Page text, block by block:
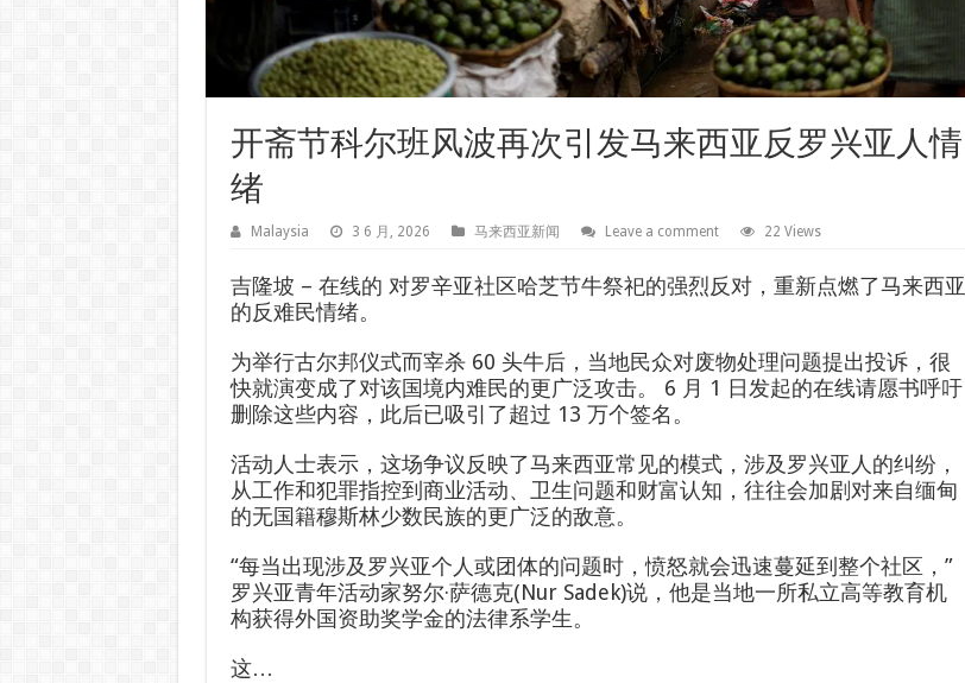
开斋节科尔班风波再次引发马来西亚反罗兴亚人情
绪
Malaysia 3 6 月, 2026 马来西亚新闻 Leave a comment 22 Views
吉隆坡 – 在线的 对罗辛亚社区哈芝节牛祭祀的强烈反对，重新点燃了马来西亚
的反难民情绪。
为举行古尔邦仪式而宰杀 60 头牛后，当地民众对废物处理问题提出投诉，很
快就演变成了对该国境内难民的更广泛攻击。 6 月 1 日发起的在线请愿书呼吁
删除这些内容，此后已吸引了超过 13 万个签名。
活动人士表示，这场争议反映了马来西亚常见的模式，涉及罗兴亚人的纠纷，
从工作和犯罪指控到商业活动、卫生问题和财富认知，往往会加剧对来自缅甸
的无国籍穆斯林少数民族的更广泛的敌意。
“每当出现涉及罗兴亚个人或团体的问题时，愤怒就会迅速蔓延到整个社区，”
罗兴亚青年活动家努尔·萨德克(Nur Sadek)说，他是当地一所私立高等教育机
构获得外国资助奖学金的法律系学生。
这…